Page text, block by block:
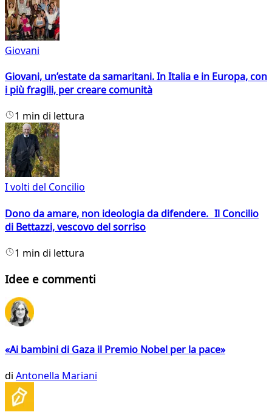
Giovani
Giovani, un’estate da samaritani. In Italia e in Europa, con
i più fragili, per creare comunità
1 min di lettura
I volti del Concilio
Dono da amare, non ideologia da difendere. Il Concilio
di Bettazzi, vescovo del sorriso
1 min di lettura
Idee e commenti
«Ai bambini di Gaza il Premio Nobel per la pace»
di Antonella Mariani